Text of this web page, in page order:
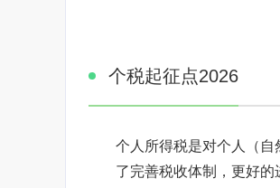
个税起征点2026
个人所得税是对个人（
了完善税收体制，更好